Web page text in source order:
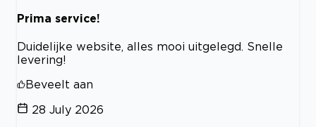
Prima service!
Duidelijke website, alles mooi uitgelegd. Snelle
levering!
Beveelt aan
28 July 2026